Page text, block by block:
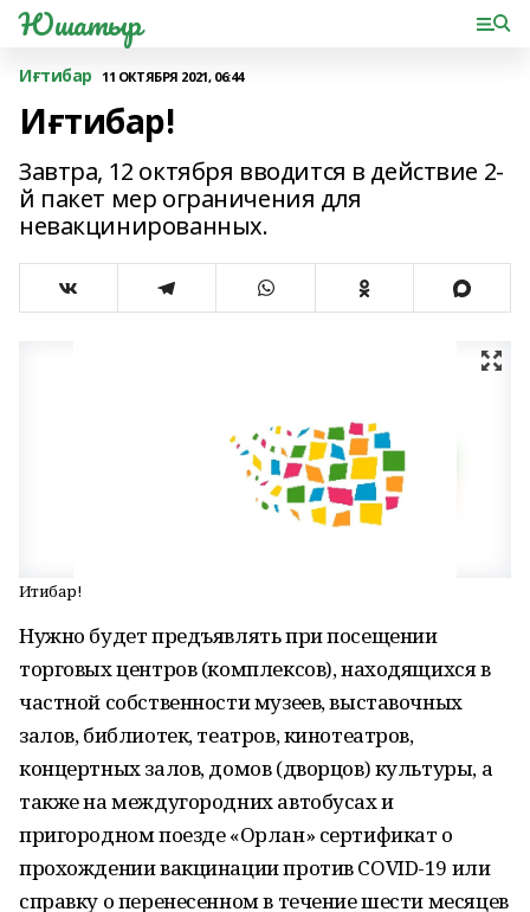
Юшатыр
Иғтибар 11 ОКТЯБРЯ 2021, 06:44
Иғтибар!
Завтра, 12 октября вводится в действие 2-
й пакет мер ограничения для
невакцинированных.
Иғтибар!
Нужно будет предъявлять при посещении
торговых центров (комплексов), находящихся в
частной собственности музеев, выставочных
залов, библиотек, театров, кинотеатров,
концертных залов, домов (дворцов) культуры, а
также на междугородних автобусах и
пригородном поезде «Орлан» сертификат о
прохождении вакцинации против COVID-19 или
справку о перенесенном в течение шести месяцев